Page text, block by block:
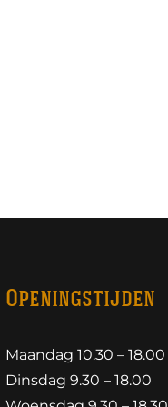
Openingstijden
Maandag 10.30 – 18.00
Dinsdag 9.30 – 18.00